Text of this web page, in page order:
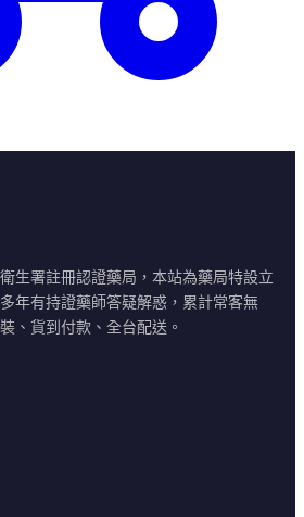
生署註冊認證藥局，本站為藥局特設立
年有持證藥師答疑解惑，累計常客無
、貨到付款、全台配送。